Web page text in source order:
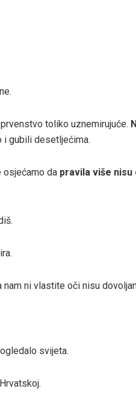
toliko uznemirujuće.
i gubili desetljećima.
osjećamo da pravila više
nam ni vlastite oči nisu
svijeta.